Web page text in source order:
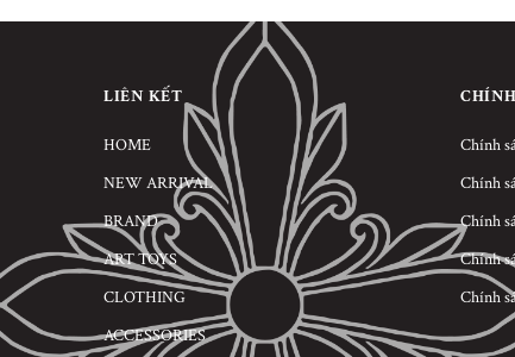
LIÊN KẾT
HOME
NEW ARRIVAL
BRAND
ART TOYS
CLOTHING
ACCESSORIES
Chính
Chính
Chính
Chính
Chính